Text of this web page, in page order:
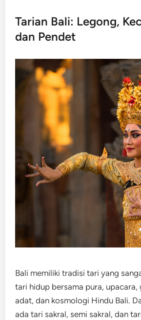
Tarian Bali: Legong,
dan Pendet
Bali memiliki tradisi tari yang
tari hidup bersama pura, upacara,
adat, dan kosmologi Hindu Bali.
ada tari sakral, semi sakral, dan